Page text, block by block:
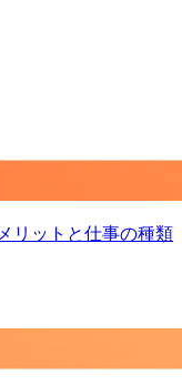
リットと仕事の種類